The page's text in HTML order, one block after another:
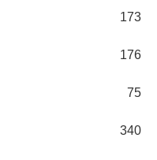
173
176
75
340